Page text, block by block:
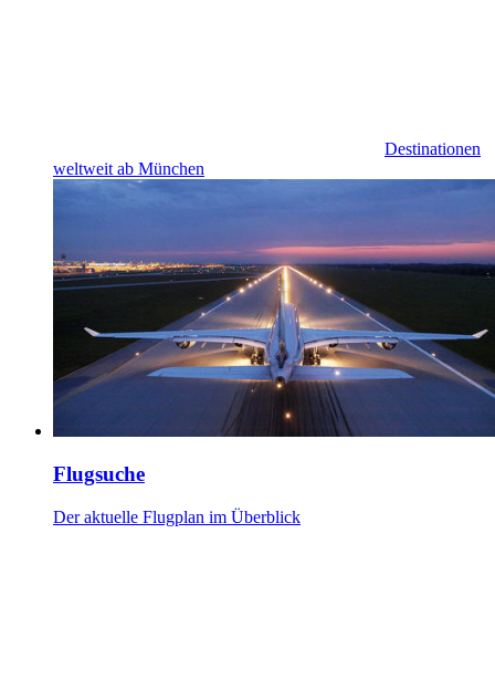
Destinationen
weltweit ab München
Flugsuche
Der aktuelle Flugplan im Überblick